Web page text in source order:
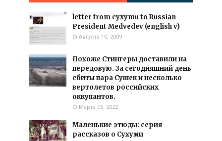
letter from cyxymu to Russian
President Medvedev (english v)
Августа 10, 2009
Похоже Стингеры доставили на
передовую. За сегодняшний день
сбиты пара Сушек и несколько
вертолетов российских
оккупантов.
Марта 05, 2022
Маленькие этюды: серия
рассказов о Сухуми